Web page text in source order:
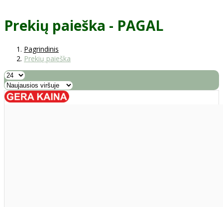
Prekių paieška - PAGAL
Pagrindinis
Prekių paieška